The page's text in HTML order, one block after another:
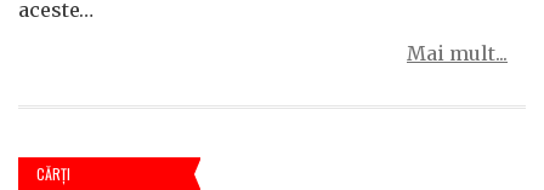
aceste…
Mai mult...
CĂRŢI